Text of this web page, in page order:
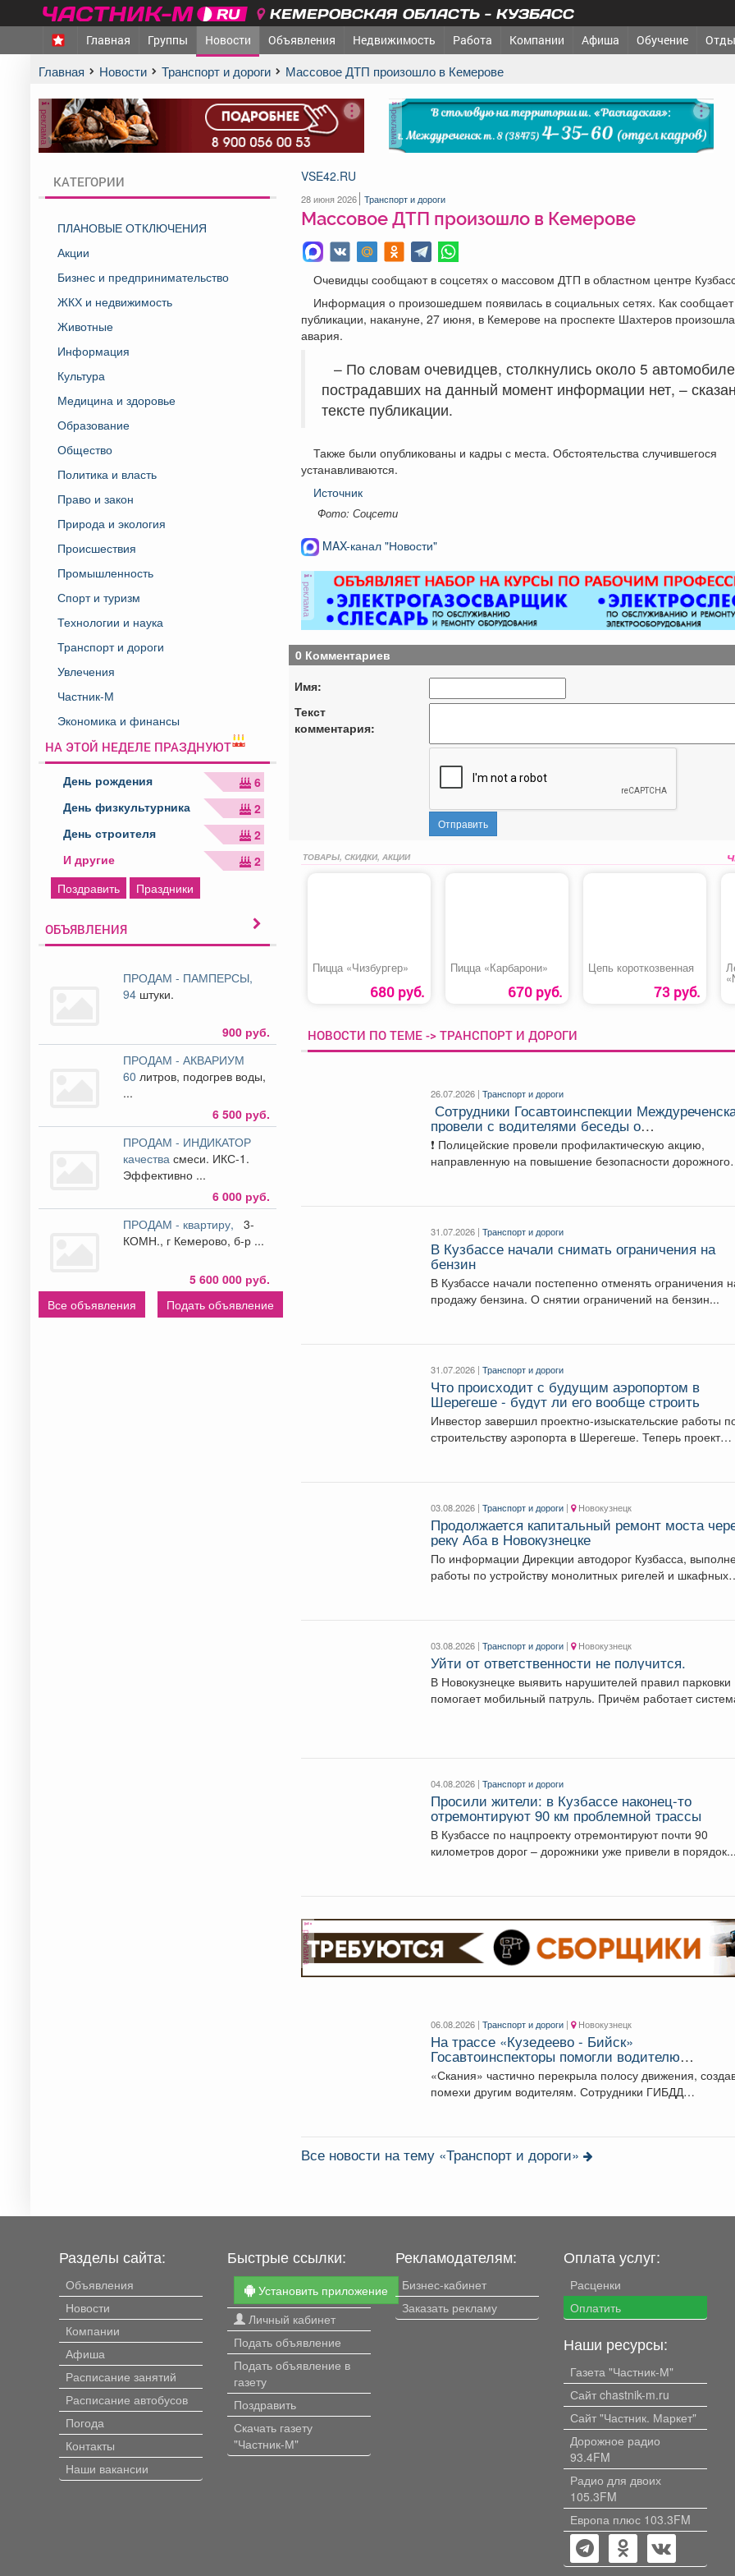
КЕМЕРОВСКАЯ ОБЛАСТЬ - КУЗБАСС
Главная Группы Новости Объявления Недвижимость Работа Компании Афиша Обучение
Главная Новости Транспорт и дороги Массовое ДТП произошло в Кемерове
реклама реклама
КАТЕГОРИИ
ПЛАНОВЫЕ ОТКЛЮЧЕНИЯ
Акции
Бизнес и предпринимательство
ЖКХ и недвижимость
Животные
Информация
Культура
Медицина и здоровье
Образование
Общество
Политика и власть
Право и закон
Природа и экология
Происшествия
Промышленность
Спорт и туризм
Технологии и наука
Транспорт и дороги
Увлечения
Частник-М
Экономика и финансы
НА ЭТОЙ НЕДЕЛЕ ПРАЗДНУЮТ
День рождения
6
День физкультурника
2
День строителя
2
И другие
2
Поздравить
Праздники
ОБЪЯВЛЕНИЯ
ПРОДАМ - ПАМПЕРСЫ,
94 штуки.
900 руб.
ПРОДАМ - АКВАРИУМ
60 литров, подогрев воды,
...
6 500 руб.
ПРОДАМ - ИНДИКАТОР
качествасмеси. ИКС-1.
Эффективно ...
6 000 руб.
ПРОДАМ - квартиру,
3-
КОМН., г Кемерово, б-р ...
5 600 000 руб.
Все объявления
Подать объявление
VSE42.RU
28 июня 2026 Транспорт и дороги
Массовое ДТП произошло в Кемерове
Очевидцы сообщают в соцсетях о массовом ДТП в областном центре
Информация о произошедшем появилась в социальных сетях. Как сообщает
публикации, накануне, 27 июня, в Кемерове на проспекте Шахтеров
авария.
– По словам очевидцев, столкнулись около 5
пострадавших на данный момент информации нет, –
тексте публикации.
Также были опубликованы и кадры с места. Обстоятельства случившегося
устанавливаются.
Источник
Фото: Соцсети
MAX-канал "Новости"
реклама
0 Комментариев
Имя:
Текст
комментария:
Отправить
ТОВАРЫ, СКИДКИ, АКЦИИ
Пицца «Чизбургер»
680 руб.
Пицца «Карбарони»
670 руб.
Цепь короткозвенная
73 руб.
НОВОСТИ ПО ТЕМЕ -> ТРАНСПОРТ И ДОРОГИ
26.07.2026 |Транспорт и дороги
Сотрудники Госавтоинспекции
провели с водителями беседы о
неукоснительном соблюдении Правил
движения
❗️ Полицейские провели профилактическую акцию,
направленную на повышение безопасности дорожного
31.07.2026 |Транспорт и дороги
В Кузбассе начали снимать ограничения на
бензин
В Кузбассе начали постепенно отменять ограничения
продажу бензина. О снятии ограничений на бензин...
31.07.2026 |Транспорт и дороги
Что происходит с будущим аэропортом в
Шерегеше - будут ли его вообще строить
Инвестор завершил проектно-изыскательские работы
строительству аэропорта в Шерегеше. Теперь проект
03.08.2026 |Транспорт и дороги | Новокузнецк
Продолжается капитальный ремонт моста
реку Аба в Новокузнецке
По информации Дирекции автодорог Кузбасса,
работы по устройству монолитных ригелей и шкафных
03.08.2026 |Транспорт и дороги | Новокузнецк
Уйти от ответственности не получится.
В Новокузнецке выявить нарушителей правил парковки
помогает мобильный патруль. Причём работает
04.08.2026 |Транспорт и дороги
Просили жители: в Кузбассе наконец-то
отремонтируют 90 км проблемной трассы
В Кузбассе по нацпроекту отремонтируют почти 90
километров дорог – дорожники уже привели в порядок...
реклама
06.08.2026 |Транспорт и дороги | Новокузнецк
На трассе «Кузедеево - Бийск»
Госавтоинспекторы помогли водителю
застрявшего в кювете грузовика.
«Скания» частично перекрыла полосу движения,
помехи другим водителям. Сотрудники ГИБДД
Все новости на тему «Транспорт и дороги»
Разделы сайта:
Объявления
Новости
Компании
Афиша
Расписание занятий
Расписание автобусов
Погода
Контакты
Наши вакансии
Быстрые ссылки:
Установить приложение
Личный кабинет
Подать объявление
Подать объявление в
газету
Поздравить
Скачать газету
"Частник-М"
Рекламодателям:
Бизнес-кабинет
Заказать рекламу
Оплата услуг:
Расценки
Оплатить
Наши ресурсы:
Газета "Частник-М"
Сайт chastnik-m.ru
Сайт "Частник. Маркет"
Дорожное радио
93.4FM
Радио для двоих
105.3FM
Европа плюс 103.3FM